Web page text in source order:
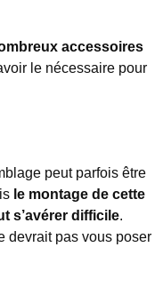
accessoires
le nécessaire pour
peut parfois être
le montage de cette
s’avérer difficile.
devrait pas vous poser